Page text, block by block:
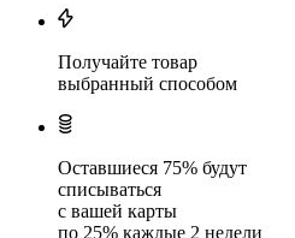
Получайте товар
выбранный способом
Оставшиеся 75% будут
списываться
с вашей карты
по 25% каждые 2 недели